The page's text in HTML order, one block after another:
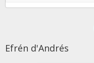
Efrén d'Andrés